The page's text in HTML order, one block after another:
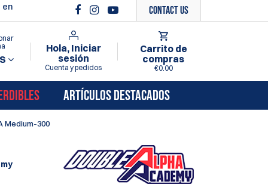
en Contact Us
Hola, Iniciar
sesión
Cuenta y pedidos
Carrito de
compras
€0.00
ARTÍCULOS DESTACADOS
Medium-300